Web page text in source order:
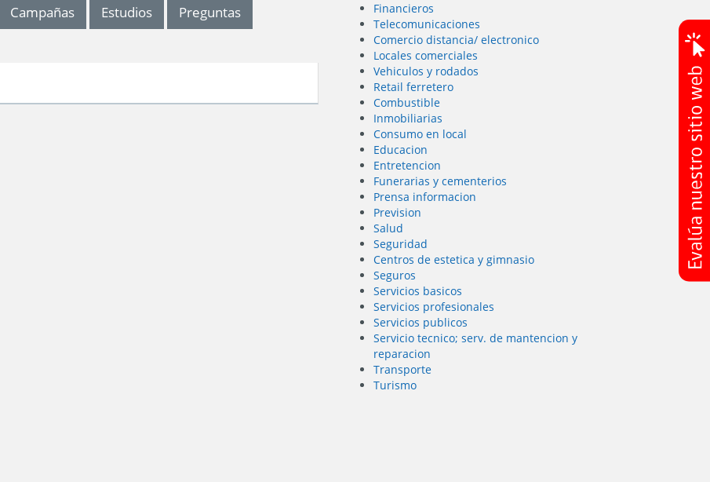
Campañas Estudios
Preguntas
Financieros
Telecomunicaciones
Comercio distancia/ electronico
Locales comerciales
Vehiculos y rodados
Retail ferretero
Combustible
Inmobiliarias
Consumo en local
Educacion
Entretencion
Funerarias y cementerios
Prensa informacion
Prevision
Salud
Seguridad
Centros de estetica y gimnasio
Seguros
Servicios basicos
Servicios profesionales
Servicios publicos
Servicio tecnico; serv. de mantencion y
reparacion
Transporte
Turismo